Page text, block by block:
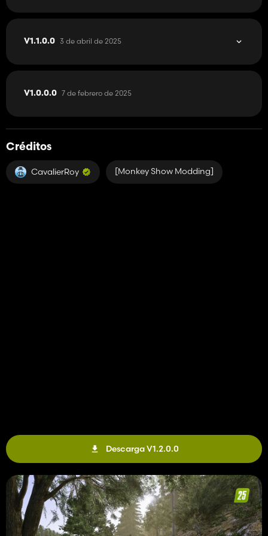
V1.1.0.0 3 de abril de 2025
V1.0.0.0 7 de febrero de 2025
Créditos
CavalierRoy [Monkey Show Modding]
Descarga V1.2.0.0